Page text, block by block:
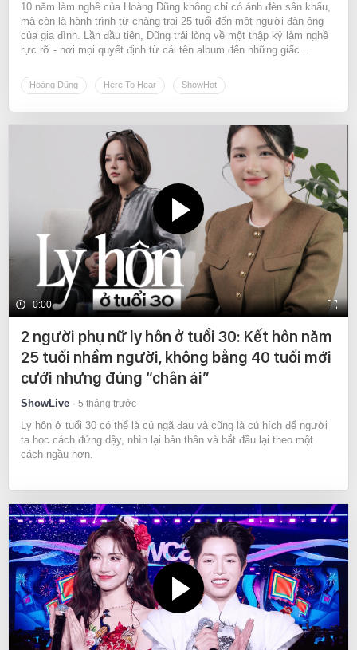
10 năm làm nghề của Hoàng Dũng không chỉ có ánh đèn sân khấu,
mà còn là hành trình từ chàng trai 25 tuổi đến một người đàn ông
của gia đình. Lần đầu tiên, Dũng trải lòng về một thập kỷ làm nghề
rực rỡ - nơi mọi quyết định từ cái tên album đến những giấc...
Hoàng Dũng Here To Hear ShowHot
0:00
2 người phụ nữ ly hôn ở tuổi 30: Kết hôn năm
25 tuổi nhầm người, không bằng 40 tuổi mới
cưới nhưng đúng “chân ái”
ShowLive 5 tháng trước
Ly hôn ở tuổi 30 có thể là cú ngã đau và cũng là cú hích để người
ta học cách đứng dậy, nhìn lại bản thân và bắt đầu lại theo một
cách ngầu hơn.